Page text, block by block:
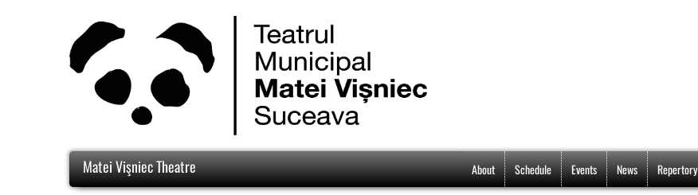
Matei Vişniec Theatre About Schedule Events News Repertory